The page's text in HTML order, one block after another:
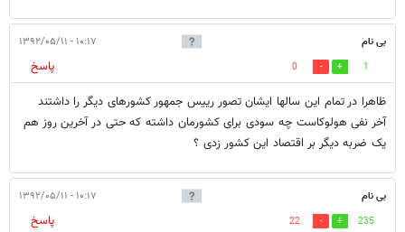
بی نام ۱۰:۱۷ - ۱۳۹۲/۰۵/۱۱
1
0
پاسخ
ظاهرا در تمام این سالها ایشان تصور رییس جمهور کشورهای دیگر را داشتند
آخر نفی هولوکاست چه سودی برای کشورمان داشته که حتی در آخرین روز هم
یک ضربه دیگر بر اقتصاد این کشور زدی ؟
بی نام ۱۰:۱۷ - ۱۳۹۲/۰۵/۱۱
235
22
پاسخ